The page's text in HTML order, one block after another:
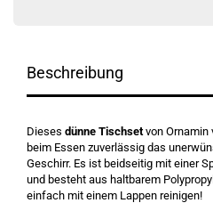
Beschreibung
Dieses dünne Tischsetvon Ornamin
beim Essen zuverlässig das
Geschirr. Es ist beidseitig mit einer
und besteht aus haltbarem
einfach mit einem Lappen reinigen!